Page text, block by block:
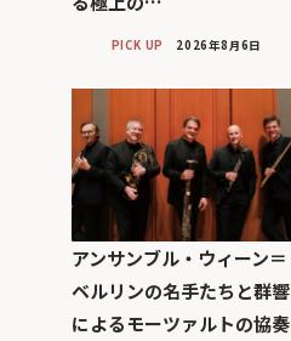
PICK UP 2026年8月6日
アンサンブル・ウィーン＝
ベルリンの名手たちと群響
によるモーツァルトの協奏